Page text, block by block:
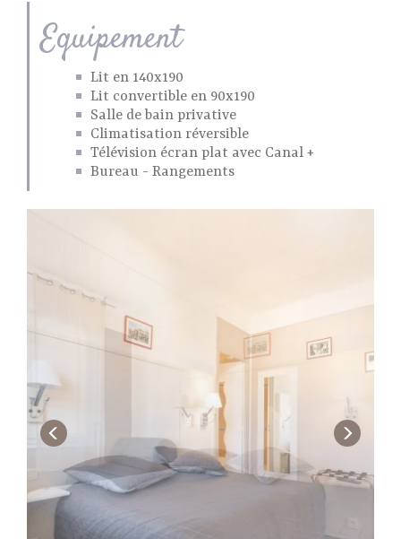
Equipement
Lit en 140x190
Lit convertible en 90x190
Salle de bain privative
Climatisation réversible
Télévision écran plat avec Canal +
Bureau - Rangements